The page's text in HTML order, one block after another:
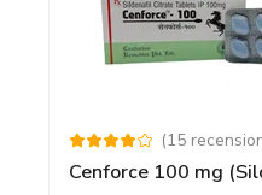
(15
Cenforce 100 mg